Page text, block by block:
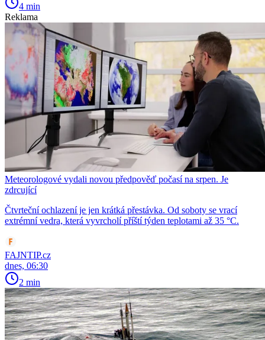
4 min
Reklama
Meteorologové vydali novou předpověď počasí na srpen. Je
zdrcující
Čtvrteční ochlazení je jen krátká přestávka. Od soboty se vrací
extrémní vedra, která vyvrcholí příští týden teplotami až 35 °C.
FAJNTIP.cz
dnes, 06:30
2 min